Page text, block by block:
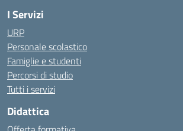
I Servizi
URP
Personale scolastico
Famiglie e studenti
Percorsi di studio
Tutti i servizi
Didattica